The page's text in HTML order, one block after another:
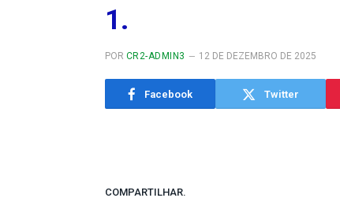
1.
POR CR2-ADMIN3 12 DE DEZEMBRO DE 2025
Facebook Twitter
COMPARTILHAR.